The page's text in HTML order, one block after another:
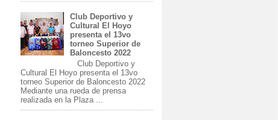
Club Deportivo y
Cultural El Hoyo
presenta el 13vo
torneo Superior de
Baloncesto 2022
Club Deportivo y
Cultural El Hoyo presenta el 13vo
torneo Superior de Baloncesto 2022
Mediante una rueda de prensa
realizada en la Plaza ...